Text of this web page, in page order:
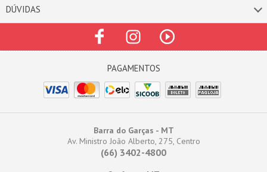
DÚVIDAS
Barra do Garças - MT
Av. Ministro João Alberto, 275, Centro
(66) 3402-4800